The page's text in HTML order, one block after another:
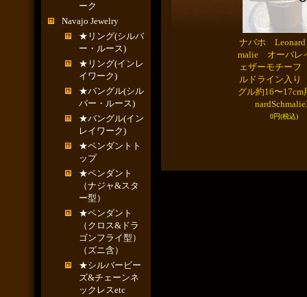
ーク
Navajo Jewelry
★リング(シルバ
ー・ルース)
★リング(インレ
イワーク)
★バングル(シル
バー・ルース)
★バングル(イン
レイワーク)
★ペンダントト
ップ
★ペンダント
（ナジャ&スタ
ー型）
★ペンダント
（クロス&ドラ
ゴンフライ型）
（ズニ含）
★シルバービー
ズ&チェーンネ
ックレスetc
ナバホ Leonard
malie オーバ
ェザーモチー
ルドライン入
グル約16〜17cm
0円(税込)